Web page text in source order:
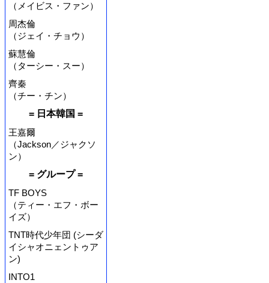
（メイビス・ファン）
周杰倫
（ジェイ・チョウ）
蘇慧倫
（ターシー・スー）
齊秦
（チー・チン）
= 日本韓国 =
王嘉爾
（Jackson／ジャクソ
ン）
= グループ =
TF BOYS
（ティー・エフ・ボー
イズ）
TNT時代少年団 (シーダ
イシャオニェントゥア
ン)
INTO1